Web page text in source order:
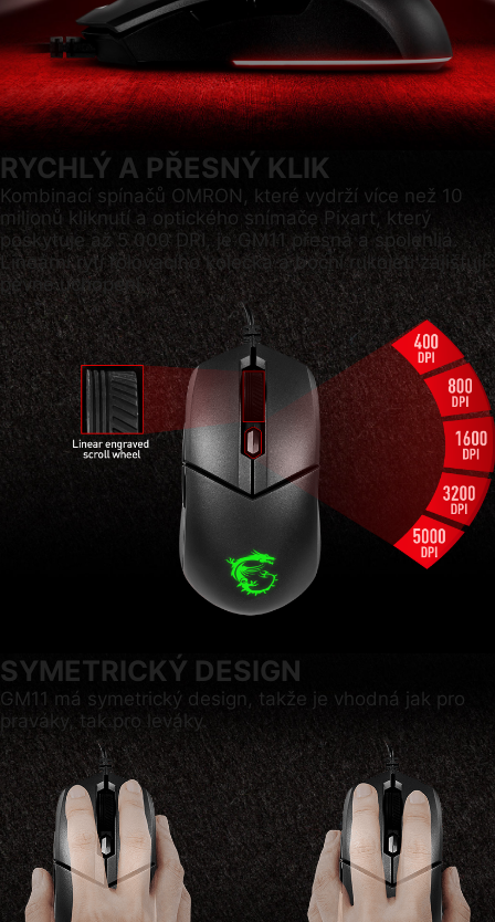
RYCHLÝ A PŘESNÝ KLIK
Kombinací spínačů OMRON, které vydrží více než 10
milionů kliknutí a optického snímače Pixart, který
poskytuje až 5 000 DPI, je GM11 přesná a spolehliá.
Lineární rytí rolovacího kolečka a boční rukojeti zajišťují
pevné uchopení.
SYMETRICKÝ DESIGN
GM11 má symetrický design, takže je vhodná jak pro
praváky, tak pro leváky.